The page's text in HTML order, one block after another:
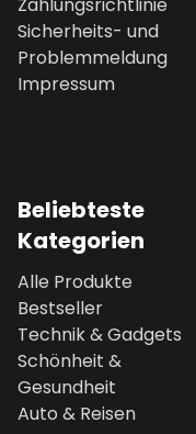
Sicherheits- und
Problemmeldung
Impressum
Beliebteste
Kategorien
Alle Produkte
Bestseller
Technik & Gadgets
Schönheit &
Gesundheit
Auto & Reisen